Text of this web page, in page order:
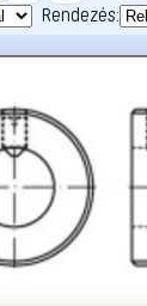
Rendezés: